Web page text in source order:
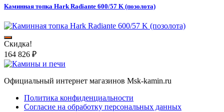
Каминная топка Hark Radiante 600/57 K (позолота)
Скидка!
164 826 ₽
Официальный интернет магазинов Msk-kamin.ru
Политика конфиденциальности
Согласие на обработку персональных данных